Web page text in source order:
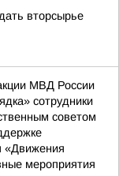
вторсырье
МВД России
сотрудники
советом
«Движения
мероприятия